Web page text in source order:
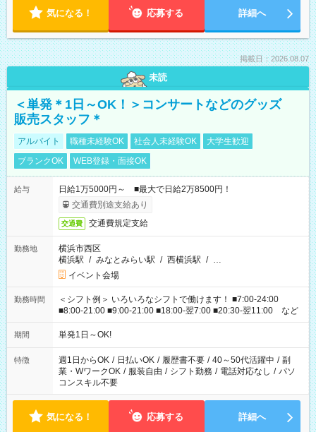
気になる！ 応募する 詳細へ
掲載日：2026.08.07
未読
＜単発＊1日～OK！＞コンサートなどのグッズ
販売スタッフ＊
アルバイト 職種未経験OK 社会人未経験OK
大学生歓迎
ブランクOK
WEB登録・面接OK
給与
日給1万5000円～ ■最大で日給2万8500円！
交通費別途支給あり
交通費 交通費規定支給
勤務地
横浜市西区
横浜駅 / みなとみらい駅 / 西横浜駅 / …
イベント会場
勤務時間
＜シフト例＞ いろいろなシフトで働けます！ ■7:00-24:00
■8:00-21:00 ■9:00-21:00 ■18:00-翌7:00 ■20:30-翌11:00 など
期間 単発1日～OK!
特徴 週1日からOK / 日払いOK / 履歴書不要 / 40～50代活躍中 / 副
業・WワークOK / 服装自由 / シフト勤務 / 電話対応なし / パソ
コンスキル不要
気になる！ 応募する 詳細へ